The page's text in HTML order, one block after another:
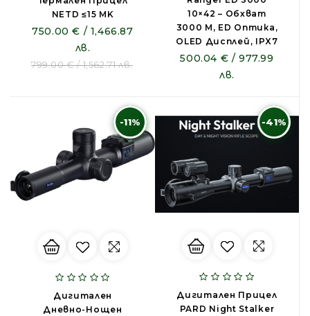
NETD ≤15 MK
750.00 € / 1,466.87
лв.
799.00 € / 1,562.71 лв.
10×42 – Обхват
3000 M, ED Оптика,
OLED Дисплей, IPX7
500.04 € / 977.99
лв.
-11%
Дигитален
Дневно-Нощен
-41%
Дигитален Прицел
PARD Night Stalker